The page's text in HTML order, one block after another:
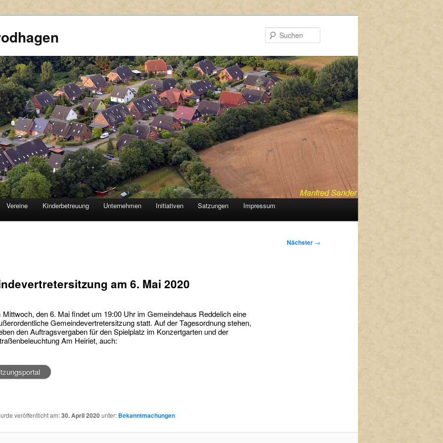
Vereine Kinderbetreuung Unternehmen Initiativen Satzungen Impressum
Nächster →
am 6. Mai 2020
Mittwoch, den 6. Mai findet um 19:00 Uhr im Gemeindehaus Reddelich eine
Gemeindevertretersitzung statt. Auf der Tagesordnung stehen,
den Auftragsvergaben für den Spielplatz im Konzertgarten und der
Am Heiriet, auch:
veröffentlicht am:30. April 2020unter: Bekanntmachungen